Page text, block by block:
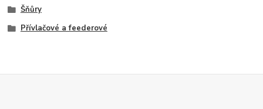
Šňůry
Přívlačové a feederové